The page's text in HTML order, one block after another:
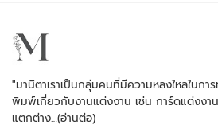
"มานิตาเราเป็นกลุ่มคนที่มีความหลงใหลในกา
พิมพ์เกี่ยวกับงานแต่งงาน เช่น การ์ดแต่งงาน
แตกต่าง…(อ่านต่อ)